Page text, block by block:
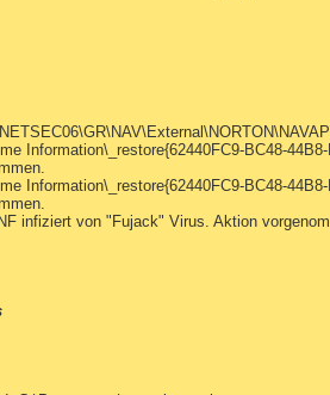
Information\_restore{62440FC9-BC48-
Information\_restore{62440FC9-BC48-
infiziert von "Fujack" Virus. Aktion